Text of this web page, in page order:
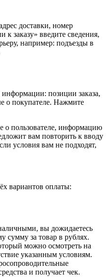
доставки, номер
заказу» введите сведения,
например: подъезды в
информации: позиции заказа,
о покупателе. Нажмите
о пользователе, информацию
вам повторить к вводу
условия вам не подходят,
вариантов оплаты:
вы дожидаетесь
сумму за товар в рублях.
можно осмотреть на
указанным условиям.
и получает чек.